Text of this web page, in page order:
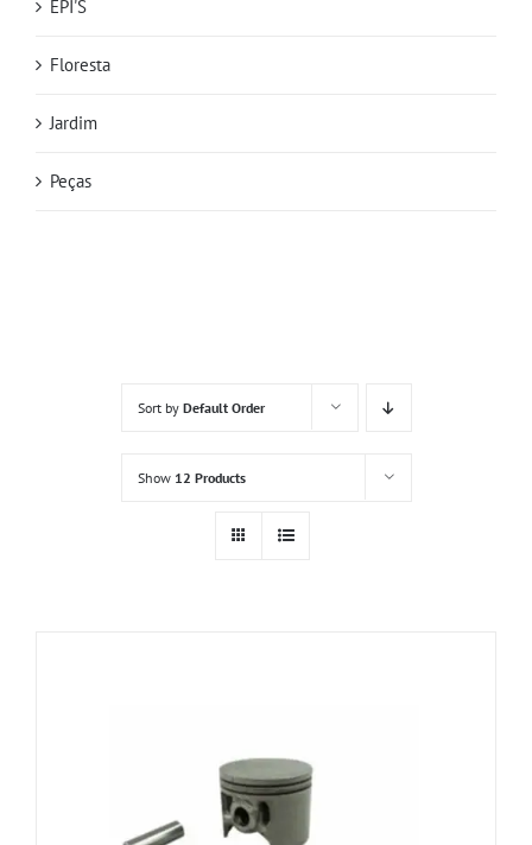
Sort by Default Order
Show 12 Products
EPI'S
Floresta
Jardim
Peças